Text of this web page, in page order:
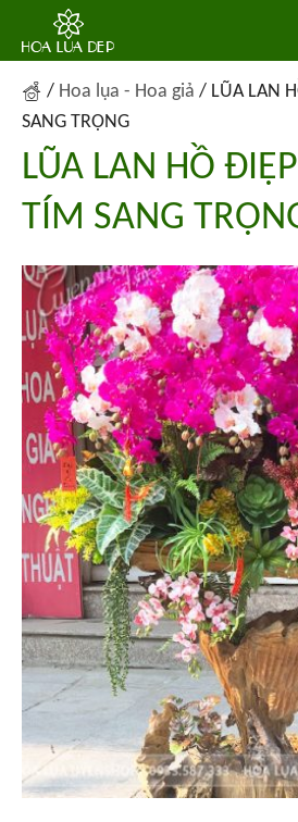
/ Hoa lụa - Hoa giả / LŨA LAN
SANG TRỌNG
LŨA LAN HỒ
TÍM SANG